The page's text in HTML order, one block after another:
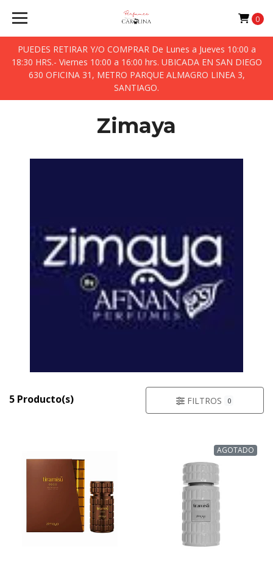
PUEDES RETIRAR Y/O COMPRAR De Lunes a Jueves 10:00 a
18:30 HRS.- Viernes 10:00 a 16:00 hrs. UBICADA EN SAN DIEGO
630 OFICINA 31, METRO PARQUE ALMAGRO LINEA 3,
SANTIAGO.
0
Zimaya
5 Producto(s) FILTROS 0
AGOTADO